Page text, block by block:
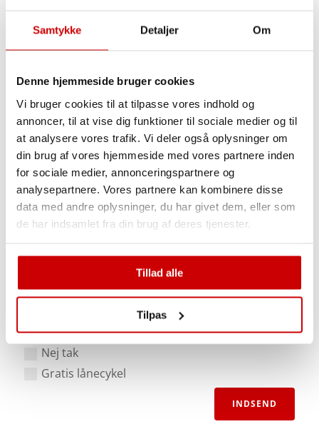
Samtykke Detaljer Om
Denne hjemmeside bruger cookies
Vi bruger cookies til at tilpasse vores indhold og
annoncer, til at vise dig funktioner til sociale medier og til
at analysere vores trafik. Vi deler også oplysninger om
din brug af vores hjemmeside med vores partnere inden
for sociale medier, annonceringspartnere og
analysepartnere. Vores partnere kan kombinere disse
data med andre oplysninger, du har givet dem, eller som
de har indsamlet fra din brug af deres tjenester.
Tillad alle
Tilpas
Hvilket arbejde skal udføres?
Serviceeftersyn
Aircon eftersyn
Rusteftersyn
Andet
Videogennemgang CUPRA og SEAT
Ja tak - Pris kr. 250,- pr. dag.
Nej tak
Gratis lånecykel
INDSEND